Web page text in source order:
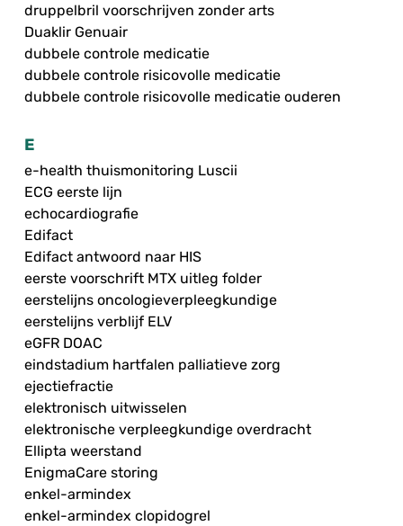
druppelbril voorschrijven zonder arts
Duaklir Genuair
dubbele controle medicatie
dubbele controle risicovolle medicatie
dubbele controle risicovolle medicatie ouderen
E
e-health thuismonitoring Luscii
ECG eerste lijn
echocardiografie
Edifact
Edifact antwoord naar HIS
eerste voorschrift MTX uitleg folder
eerstelijns oncologieverpleegkundige
eerstelijns verblijf ELV
eGFR DOAC
eindstadium hartfalen palliatieve zorg
ejectiefractie
elektronisch uitwisselen
elektronische verpleegkundige overdracht
Ellipta weerstand
EnigmaCare storing
enkel-armindex
enkel-armindex clopidogrel